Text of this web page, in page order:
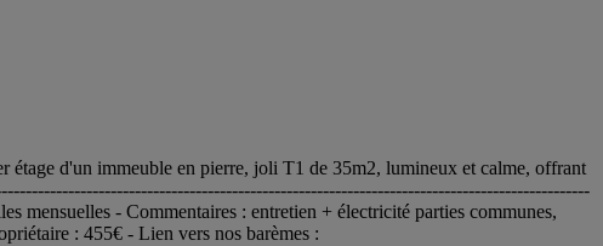
d'un immeuble en pierre, joli T1 de 35m2, lumineux et calme, offrant
mensuelles - Commentaires : entretien + électricité parties communes,
: 455€ - Lien vers nos barèmes :